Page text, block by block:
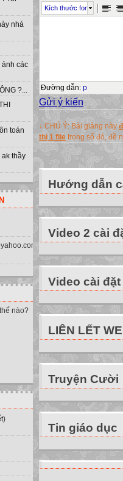
nhá
ảnh các
?...
toán
ak thầy
nào?
)
Căn cứ Chỉ thị
học 2010 – 2011.
Thực hiện kế
Minh ngày 15/
2010 – 2011 cấp
Căn cứ vào tình
Minh lập kế
1. Thực hiện
Tiếp tục thực
gương đạo đức
tấm gương đạo
thi đua “Xây
Tiếp tục chấn
đảm bảo môi
Thực hiện
Áp dụng
học, đổi mới
thức, kỹ năng
cơ bản về đổi
Tiến hành tổng
chủ trương “Mỗi
trong phương
Chỉ đạo 2 tổ
phương pháp
Kích thước font
Đường dẫn: p
Gửi ý kiến
↓ CHÚ Ý: Bài giảng này
thị 1 file trong số đó, đề
Hướng dẫn
Video 2 cài
Video cài đặt
LIÊN LẾT
Truyện Cười
Tin giáo dục